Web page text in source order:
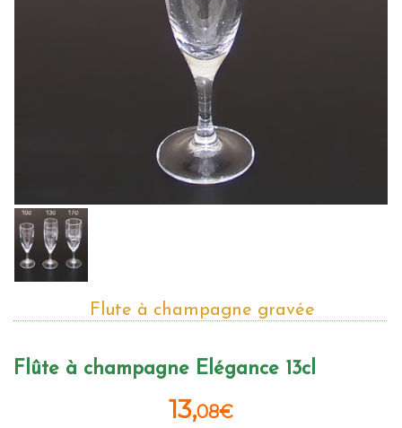
Flute à champagne gravée
Flûte à champagne Elégance 13cl
13,08€